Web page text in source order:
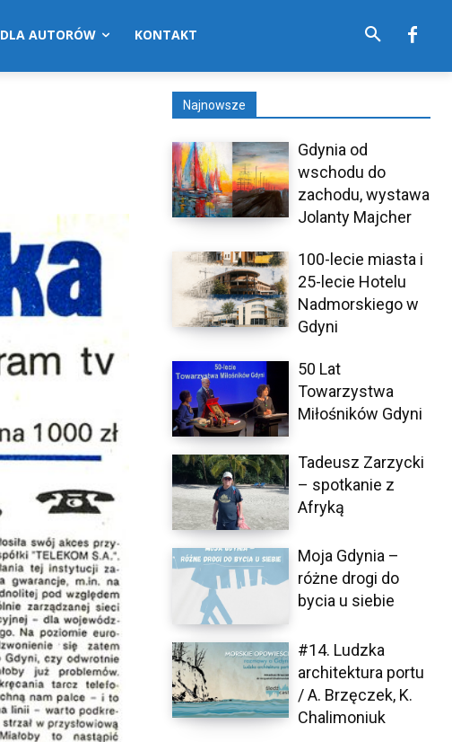
DLA AUTORÓW KONTAKT
Najnowsze
Gdynia od
wschodu do
zachodu, wystawa
Jolanty Majcher
100-lecie miasta i
25-lecie Hotelu
Nadmorskiego w
Gdyni
50 Lat
Towarzystwa
Miłośników Gdyni
Tadeusz Zarzycki
– spotkanie z
Afryką
Moja Gdynia –
różne drogi do
bycia u siebie
#14. Ludzka
architektura portu
/ A. Brzęczek, K.
Chalimoniuk